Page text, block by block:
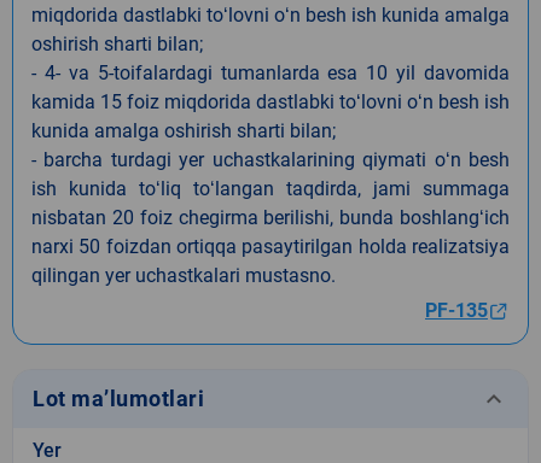
miqdorida dastlabki toʻlovni oʻn besh ish kunida amalga
oshirish sharti bilan;
- 4- va 5-toifalardagi tumanlarda esa 10 yil davomida
kamida 15 foiz miqdorida dastlabki toʻlovni oʻn besh ish
kunida amalga oshirish sharti bilan;
- barcha turdagi yer uchastkalarining qiymati oʻn besh
ish kunida toʻliq toʻlangan taqdirda, jami summaga
nisbatan 20 foiz chegirma berilishi, bunda boshlangʻich
narxi 50 foizdan ortiqqa pasaytirilgan holda realizatsiya
qilingan yer uchastkalari mustasno.
PF-135
Lot ma’lumotlari keyboard_arrow_down
Yer